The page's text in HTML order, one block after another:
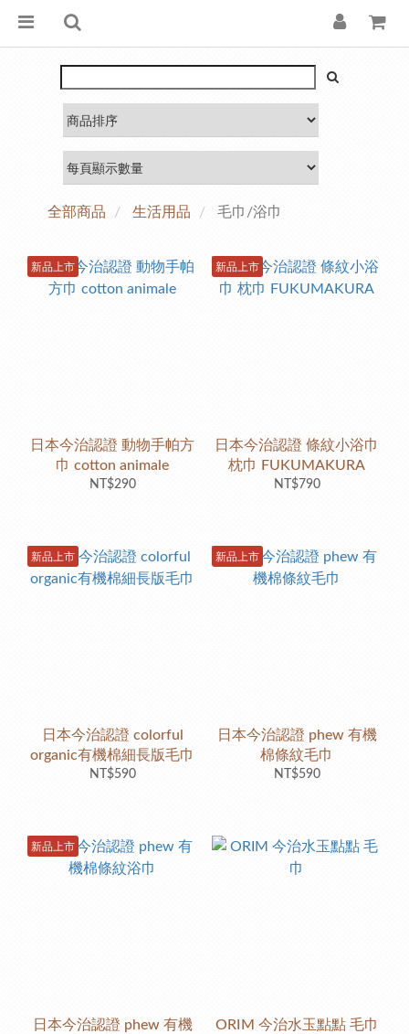
全部商品 生活用品 毛巾/浴巾
新品上市
日本今治認證 動物手帕方
巾 cotton animale
NT$290
新品上市
日本今治認證 條紋小浴巾
枕巾 FUKUMAKURA
NT$790
新品上市
日本今治認證 colorful
organic有機棉細長版毛巾
NT$590
新品上市
日本今治認證 phew 有機
棉條紋毛巾
NT$590
新品上市
日本今治認證 phew 有機
ORIM 今治水玉點點 毛巾